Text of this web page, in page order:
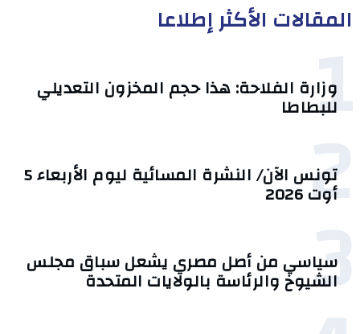
المقالات الأكثر إطلاعا
1
وزارة الفلاحة: هذا حجم المخزون التعديلي
للبطاطا
2 تونس الآن/ النشرة المسائية ليوم الأربعاء 5
أوت 2026
3
سياسي من أصل مصري يشعل سباق مجلس
الشيوخ والرئاسة بالولايات المتحدة